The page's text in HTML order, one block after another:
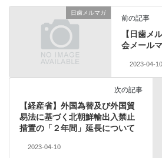
日歯メルマガ
前の記事
【日歯メ
会メール
2023-04-10
次の記事
【経産省】外国為替及び外国貿
易法に基づく北朝鮮輸出入禁止
措置の「２年間」延長について
2023-04-10